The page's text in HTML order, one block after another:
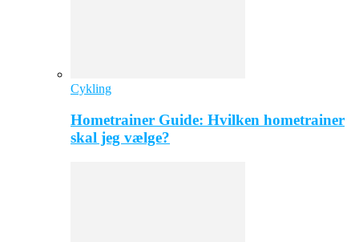
Cykling
Hometrainer Guide: Hvilken hometrainer
skal jeg vælge?